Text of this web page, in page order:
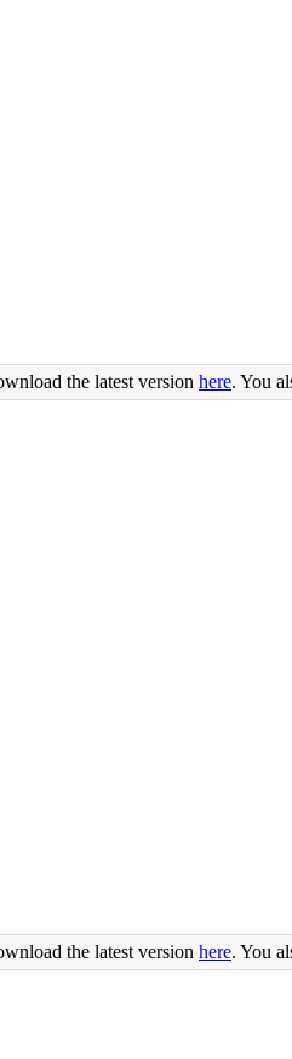
the latest version here. You
the latest version here. You